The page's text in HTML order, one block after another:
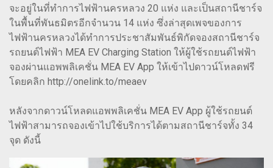
จะอยู่ในที่ทำการไฟฟ้านครหลวง 20 แห่ง และเป็นสถานีชาร์จ
ในพื้นที่พันธมิตรอีกจำนวน 14 แห่ง ซึ่งล่าสุดเพจของการ
ไฟฟ้านครหลวงได้ทำการประชาสัมพันธ์พิกัดจองสถานีชาร์จ
รถยนต์ไฟฟ้า MEA EV Charging Station ให้ผู้ใช้รถยนต์ไฟฟ้า
จองผ่านแอพพลิเคชั่น MEA EV App ให้เข้าไปดาวน์โหลดฟรี
โดยคลิก http://onelink.to/meaev
หลังจากดาวน์โหลดแอพพลิเคชั่น MEA EV App ผู้ใช้รถยนต์
ไฟฟ้าสามารถจองเข้าไปใช้บริการได้ตามสถานีชาร์จทั้ง 34
จุด ดังนี้